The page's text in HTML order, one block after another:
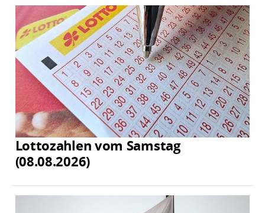
Lottozahlen vom Samstag
(08.08.2026)